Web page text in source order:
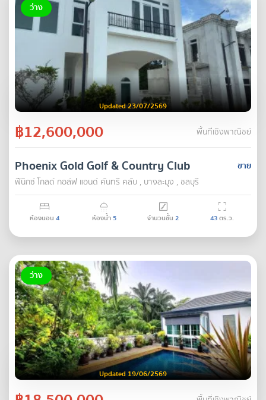
ว่าง
Updated 23/07/2569
฿12,600,000 พื้นที่เชิงพาณิชย์
ขาย
Phoenix Gold Golf & Country Club
ฟีนิกซ์ โกลด์ กอล์ฟ แอนด์ คันทรี คลับ , บางละมุง , ชลบุรี
ห้องนอน 4 ห้องน้ำ5 จำนวนชั้น 2 43ตร.ว.
ว่าง
Updated 19/06/2569